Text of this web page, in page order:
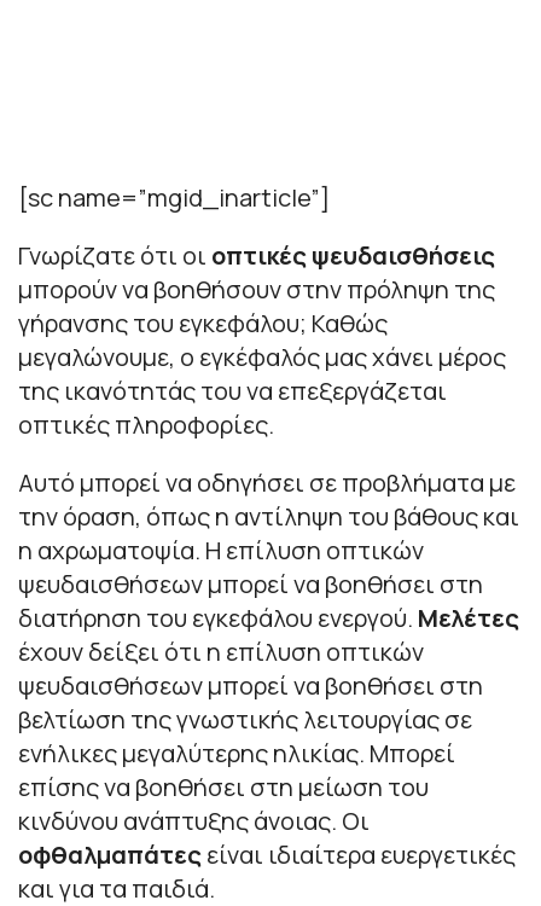
[sc name=”mgid_inarticle”]
Γνωρίζατε ότι οι οπτικές ψευδαισθήσεις
μπορούν να βοηθήσουν στην πρόληψη της
γήρανσης του εγκεφάλου; Καθώς
μεγαλώνουμε, ο εγκέφαλός μας χάνει μέρος
της ικανότητάς του να επεξεργάζεται
οπτικές πληροφορίες.
Αυτό μπορεί να οδηγήσει σε προβλήματα με
την όραση, όπως η αντίληψη του βάθους και
η αχρωματοψία. Η επίλυση οπτικών
ψευδαισθήσεων μπορεί να βοηθήσει στη
διατήρηση του εγκεφάλου ενεργού. Μελέτες
έχουν δείξει ότι η επίλυση οπτικών
ψευδαισθήσεων μπορεί να βοηθήσει στη
βελτίωση της γνωστικής λειτουργίας σε
ενήλικες μεγαλύτερης ηλικίας. Μπορεί
επίσης να βοηθήσει στη μείωση του
κινδύνου ανάπτυξης άνοιας. Οι
οφθαλμαπάτεςείναι ιδιαίτερα ευεργετικές
και για τα παιδιά.